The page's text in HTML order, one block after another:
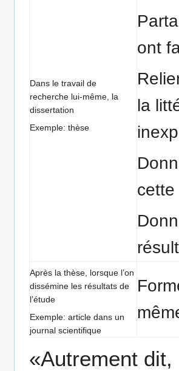
Dans le travail de
recherche lui-même, la
dissertation
Exemple: thèse
ont
la
Après la thèse, lorsque l’on
dissémine les résultats de
l’étude
Exemple: article dans un
journal scientifique
«Autrement